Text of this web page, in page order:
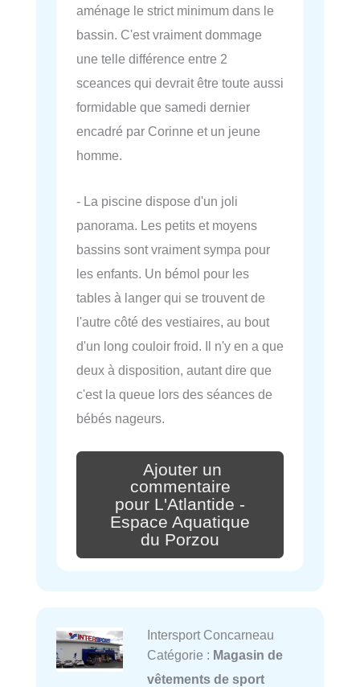
aménage le strict minimum dans le
bassin. C'est vraiment dommage
une telle différence entre 2
sceances qui devrait être toute aussi
formidable que samedi dernier
encadré par Corinne et un jeune
homme.
- La piscine dispose d'un joli
panorama. Les petits et moyens
bassins sont vraiment sympa pour
les enfants. Un bémol pour les
tables à langer qui se trouvent de
l'autre côté des vestiaires, au bout
d'un long couloir froid. Il n'y en a que
deux à disposition, autant dire que
c'est la queue lors des séances de
bébés nageurs.
Ajouter un
commentaire
pour L'Atlantide -
Espace Aquatique
du Porzou
Intersport Concarneau
Catégorie : Magasin de
vêtements de sport